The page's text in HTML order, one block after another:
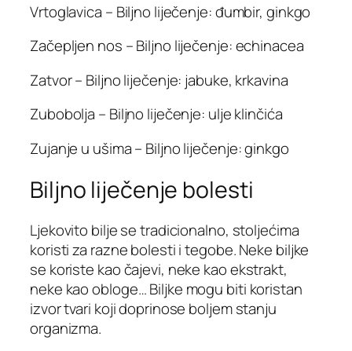
Vrtoglavica – Biljno liječenje: đumbir, ginkgo
Začepljen nos – Biljno liječenje: echinacea
Zatvor – Biljno liječenje: jabuke, krkavina
Zubobolja – Biljno liječenje: ulje klinčića
Zujanje u ušima – Biljno liječenje: ginkgo
Biljno liječenje bolesti
Ljekovito bilje se tradicionalno, stoljećima
koristi za razne bolesti i tegobe. Neke biljke
se koriste kao čajevi, neke kao ekstrakt,
neke kao obloge… Biljke mogu biti koristan
izvor tvari koji doprinose boljem stanju
organizma.